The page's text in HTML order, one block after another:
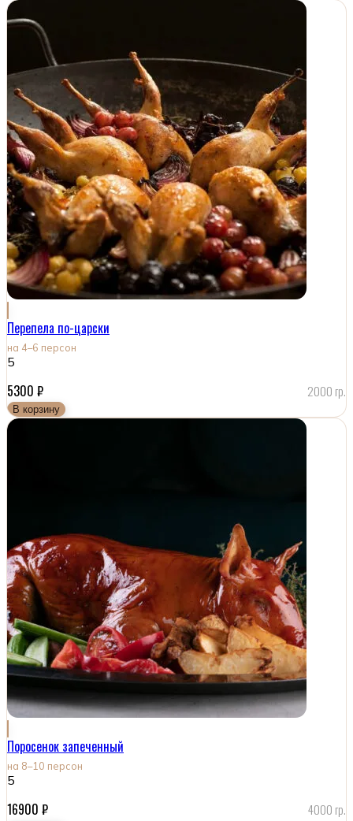
Перепела по-царски
на 4–6 персон
5
5300 ₽ 2000 гр.
В корзину
Поросенок запеченный
на 8–10 персон
5
16900 ₽ 4000 гр.